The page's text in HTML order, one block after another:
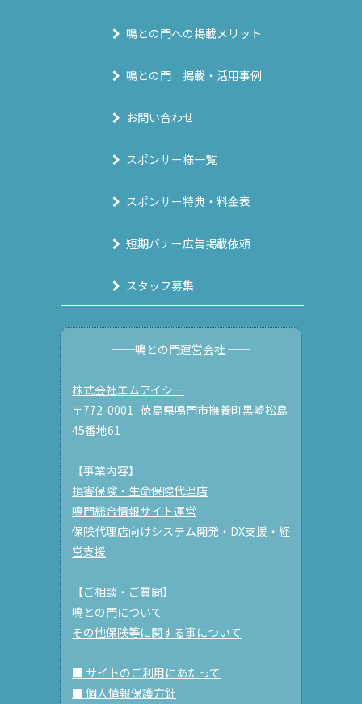
鳴との門への掲載メリット
鳴との門 掲載・活用事例
お問い合わせ
スポンサー様一覧
スポンサー特典・料金表
短期バナー広告掲載依頼
スタッフ募集
──鳴との門運営会社 ──
株式会社エムアイシー
〒772-0001 徳島県鳴門市撫養町黒崎松島
45番地61
【事業内容】
損害保険・生命保険代理店
鳴門総合情報サイト運営
保険代理店向けシステム開発・DX支援・経
営支援
【ご相談・ご質問】
鳴との門について
その他保険等に関する事について
■ サイトのご利用にあたって
■ 個人情報保護方針